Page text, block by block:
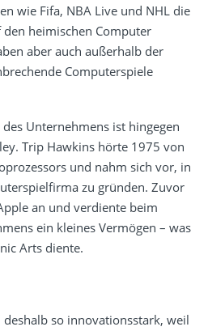
wie Fifa, NBA Live und NHL die
heimischen Computer
aber auch außerhalb der
Computerspiele
Unternehmens ist hingegen
Trip Hawkins hörte 1975 von
und nahm sich vor, in
zu gründen. Zuvor
an und verdiente beim
ein kleines Vermögen – was
Arts diente.
deshalb so innovationsstark, weil